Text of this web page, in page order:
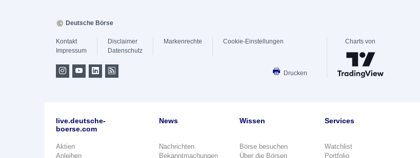
Deutsche Börse
Kontakt
Impressum
Disclaimer
Datenschutz
Markenrechte Cookie-Einstellungen
Drucken
Charts von
live.deutsche-
boerse.com
Aktien
Anleihen
News
Nachrichten
Bekanntmachungen
Wissen
Börse besuchen
Über die Börsen
Services
Watchlist
Portfolio